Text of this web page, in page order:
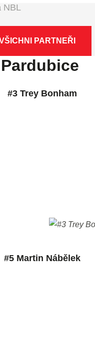
NBL
PARTNEŘI
#3 Trey Bonham
#5 Martin Nábělek